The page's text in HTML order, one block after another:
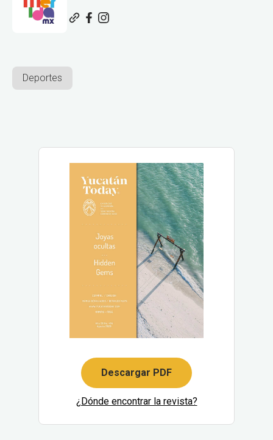
Deportes
Descargar PDF
¿Dónde encontrar la revista?